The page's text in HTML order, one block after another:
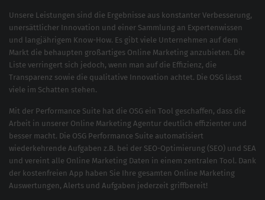
Unsere Leistungen sind die Ergebnisse aus konstanter Verbesserung,
unersättlicher Innovation und einer Sammlung an Expertenwissen
und langjährigem Know-How. Es gibt viele Unternehmen auf dem
Markt die behaupten großartiges Online Marketing anzubieten. Die
Liste verringert sich jedoch, wenn man auf die Effizienz, die
Transparenz sowie die qualitative Innovation achtet. Die OSG lässt
viele im Schatten stehen.
Mit der Performance Suite hat die OSG ein Tool geschaffen, dass die
Arbeit in unserer Online Marketing Agentur deutlich effizienter und
besser macht. Die OSG Performance Suite automatisiert
wiederkehrende Aufgaben z.B. bei der SEO-Optimierung (SEO) und SEA
und vereint alle Online Marketing Daten in einem zentralen Tool. Dank
der kostenfreien App haben Sie Ihre gesamten Online Marketing
Auswertungen, Alerts und Aufgaben jederzeit griffbereit!